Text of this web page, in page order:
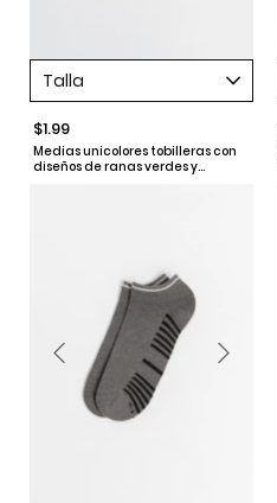
Talla
$1.99
Medias unicolores tobilleras con
diseños de ranas verdes y